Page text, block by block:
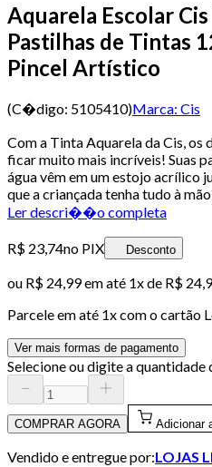
Aquarela Escolar
Pastilhas de Tintas
Pincel Artístico
(C�digo: 5105410)Marca: Cis
Com a Tinta Aquarela da Cis, os
ficar muito mais incríveis! Suas
água vêm em um estojo acrílico
que a criançada tenha tudo à
Ler descri��o completa
R$ 23,74no PIX Desconto
ou R$ 24,99em até 1x de R$
Parcele em até 1x com o cartão
Ver mais formas de pagamento
Selecione ou digite a quantidade
COMPRAR AGORA Adicionar
Vendido e entregue por:LOJAS